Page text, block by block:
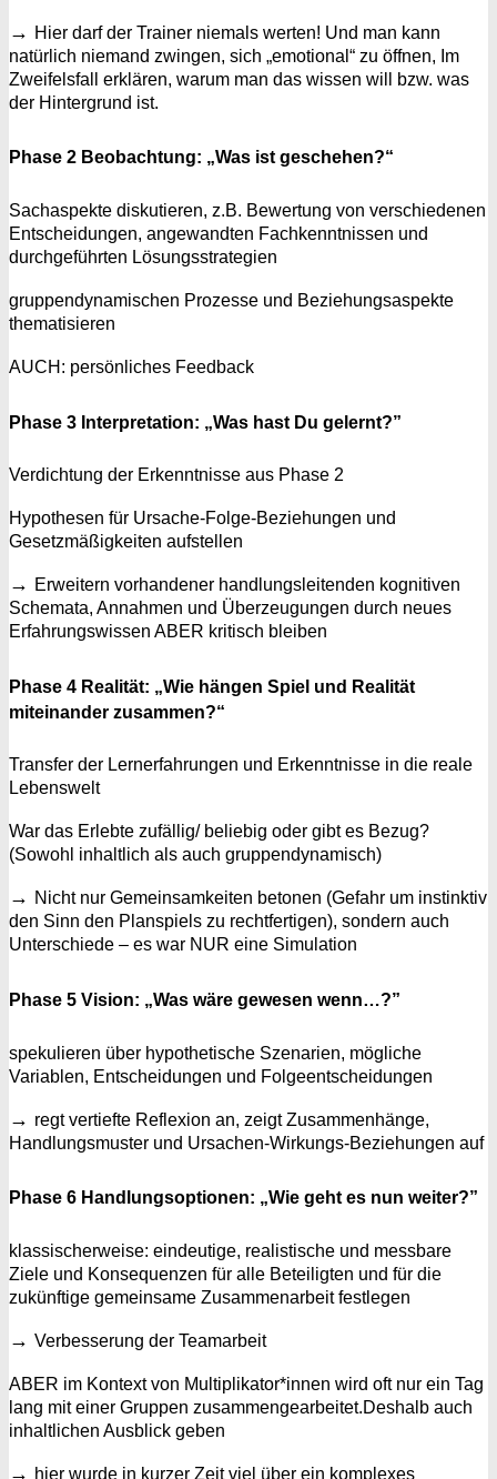
→ Hier darf der Trainer niemals werten! Und man kann
natürlich niemand zwingen, sich „emotional“ zu öffnen, Im
Zweifelsfall erklären, warum man das wissen will bzw. was
der Hintergrund ist.
Phase 2 Beobachtung: „Was ist geschehen?“
Sachaspekte diskutieren, z.B. Bewertung von verschiedenen
Entscheidungen, angewandten Fachkenntnissen und
durchgeführten Lösungsstrategien
gruppendynamischen Prozesse und Beziehungsaspekte
thematisieren
AUCH: persönliches Feedback
Phase 3 Interpretation: „Was hast Du gelernt?”
Verdichtung der Erkenntnisse aus Phase 2
Hypothesen für Ursache-Folge-Beziehungen und
Gesetzmäßigkeiten aufstellen
→ Erweitern vorhandener handlungsleitenden kognitiven
Schemata, Annahmen und Überzeugungen durch neues
Erfahrungswissen ABER kritisch bleiben
Phase 4 Realität: „Wie hängen Spiel und Realität
miteinander zusammen?“
Transfer der Lernerfahrungen und Erkenntnisse in die reale
Lebenswelt
War das Erlebte zufällig/ beliebig oder gibt es Bezug?
(Sowohl inhaltlich als auch gruppendynamisch)
→ Nicht nur Gemeinsamkeiten betonen (Gefahr um instinktiv
den Sinn den Planspiels zu rechtfertigen), sondern auch
Unterschiede – es war NUR eine Simulation
Phase 5 Vision: „Was wäre gewesen wenn…?”
spekulieren über hypothetische Szenarien, mögliche
Variablen, Entscheidungen und Folgeentscheidungen
→ regt vertiefte Reflexion an, zeigt Zusammenhänge,
Handlungsmuster und Ursachen-Wirkungs-Beziehungen auf
Phase 6 Handlungsoptionen: „Wie geht es nun weiter?”
klassischerweise: eindeutige, realistische und messbare
Ziele und Konsequenzen für alle Beteiligten und für die
zukünftige gemeinsame Zusammenarbeit festlegen
→ Verbesserung der Teamarbeit
ABER im Kontext von Multiplikator*innen wird oft nur ein Tag
lang mit einer Gruppen zusammengearbeitet.Deshalb auch
inhaltlichen Ausblick geben
→ hier wurde in kurzer Zeit viel über ein komplexes